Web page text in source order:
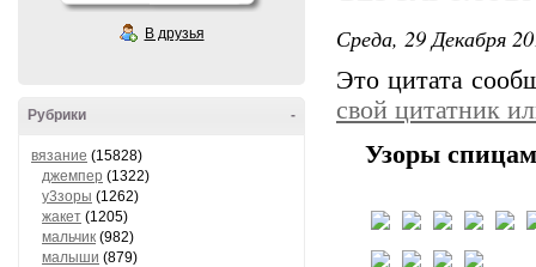
В друзья
-
Рубрики
вязание (15828)
джемпер (1322)
у3зоры (1262)
жакет (1205)
мальчик (982)
малыши (879)
Среда, 29 Декабря
Это цитата
свой цитатник
Узоры